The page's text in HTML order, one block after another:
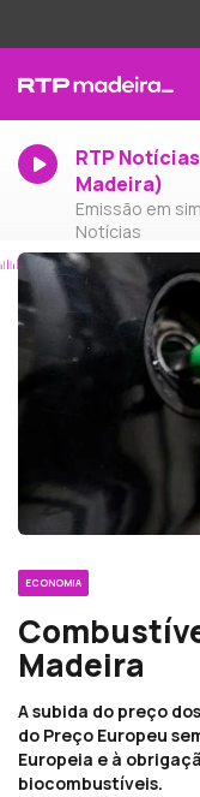
RTP
Madeira)
Emissão em
Notícias
ECONOMIA
Madeira
A subida do preço
do Preço Europeu
Europeia e à
biocombustíveis.